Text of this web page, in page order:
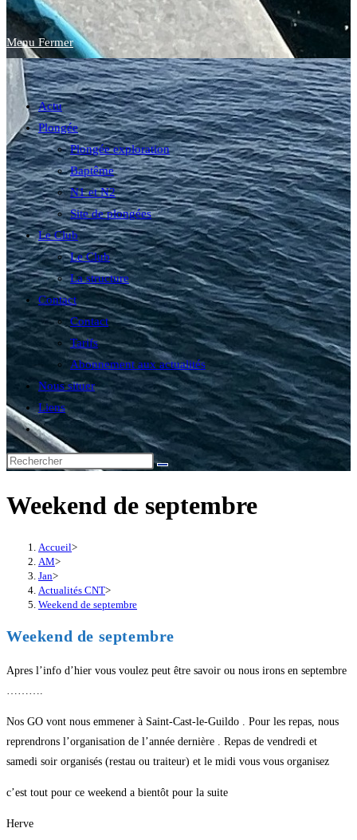
website
search
Menu Fermer
Actu
Plongée
Plongée exploration
Baptême
N1 et N2
Site de plongées
Le Club
Le Club
La structure
Contact
Contact
Tarifs
Abonnement aux actualités
Nous situer
Liens
Toggle
website
search
Weekend de septembre
Accueil>
AM>
Jan>
Actualités CNT>
Weekend de septembre
Weekend de septembre
Apres l’info d’hier vous voulez peut être savoir ou nous irons en septembre
……….
Nos GO vont nous emmener à Saint-Cast-le-Guildo . Pour les repas, nous
reprendrons l’organisation de l’année dernière . Repas de vendredi et
samedi soir organisés (restau ou traiteur) et le midi vous vous organisez
c’est tout pour ce weekend a bientôt pour la suite
Herve